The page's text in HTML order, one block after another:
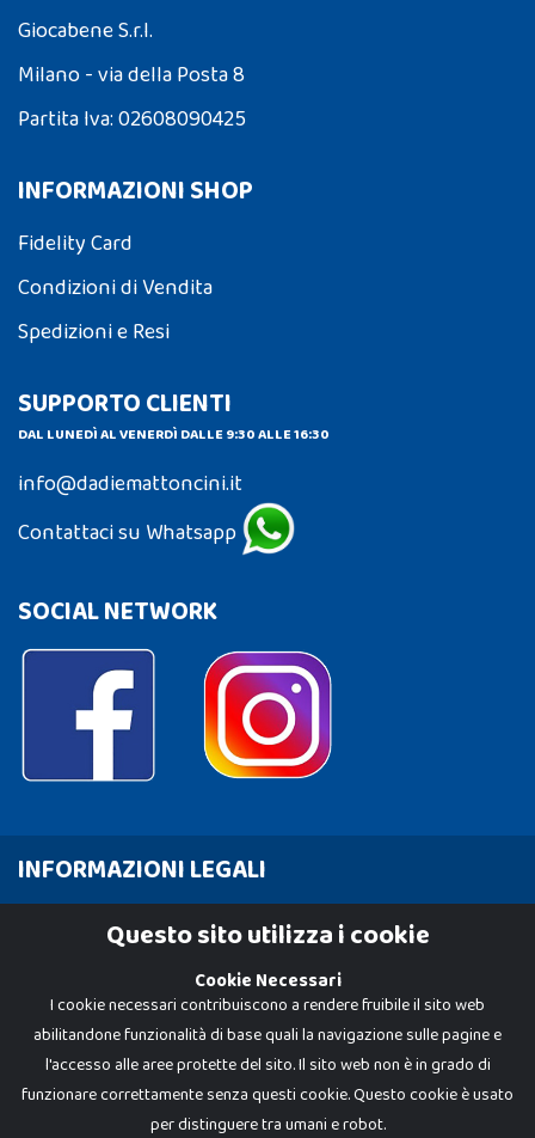
Giocabene S.r.l.
Milano - via della Posta 8
Partita Iva: 02608090425
INFORMAZIONI SHOP
Fidelity Card
Condizioni di Vendita
Spedizioni e Resi
SUPPORTO CLIENTI
DAL LUNEDÌ AL VENERDÌ DALLE 9:30 ALLE 16:30
info@dadiemattoncini.it
Contattaci su Whatsapp
SOCIAL NETWORK
INFORMAZIONI LEGALI
Cookie PolicyQuesto sito utilizza i cookie
Cookie Necessari
I cookie necessari contribuiscono a rendere fruibile il sito web
abilitandone funzionalità di base quali la navigazione sulle pagine e
l'accesso alle aree protette del sito. Il sito web non è in grado di
funzionare correttamente senza questi cookie. Questo cookie è usato
per distinguere tra umani e robot.